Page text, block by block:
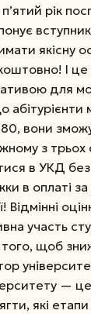
рік
якісну
І це
для
абітурієнти
вони
з
в УКД
в оплаті
Відмінні
участь
щоб
—
які